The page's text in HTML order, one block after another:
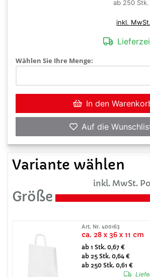
ab 250 Stk.
inkl.
Wählen Sie Ihre Menge:
In den
Auf die
Variante wählen
inkl. MwSt.
Größe
Art. Nr. 400163
ca. 28 x 36 x 11 cm
ab 1 Stk. 0,67 €
ab 25 Stk. 0,64 €
ab 250 Stk. 0,61 €